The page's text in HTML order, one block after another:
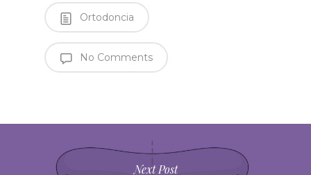
Ortodoncia
No Comments
Next Post